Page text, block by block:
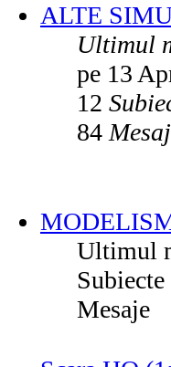
ALTE
Ultimul
pe 13
12
84
Ultimul
Subiecte
Mesaje